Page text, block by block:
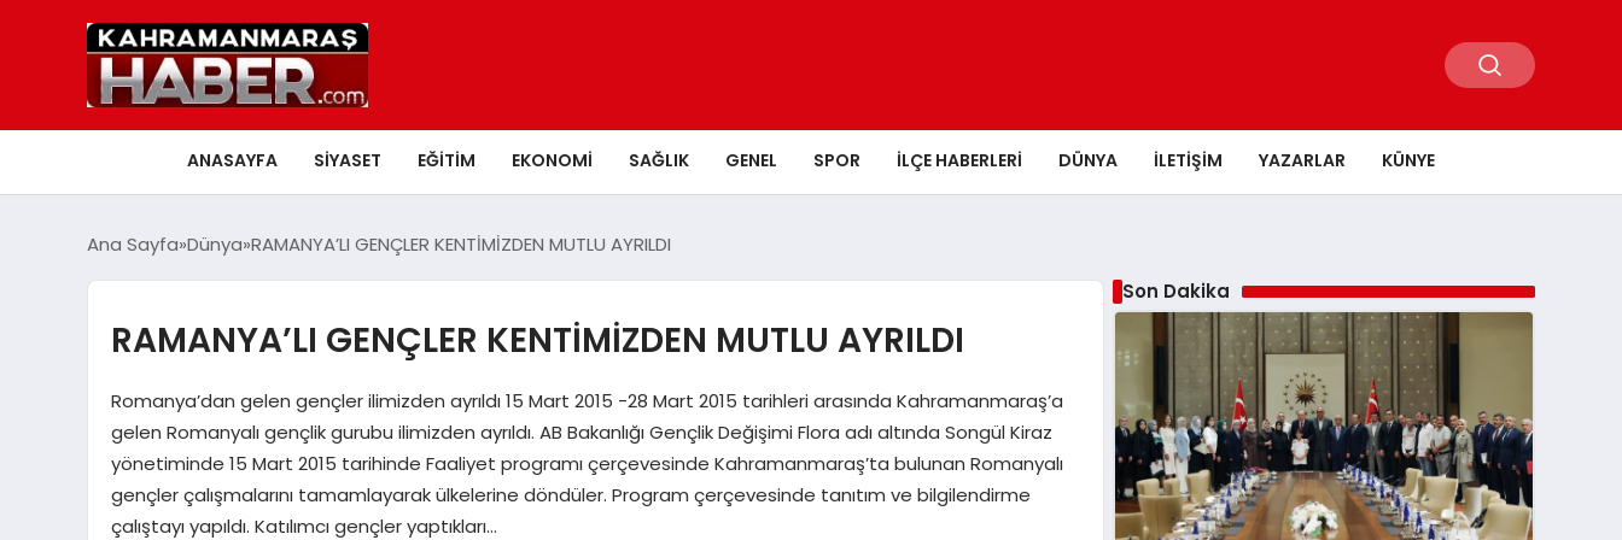
ANASAYFA SIYASET EĞITIM EKONOMI SAĞLIK GENEL SPOR İLÇE HABERLERI DÜNYA İLETIŞIM YAZARLAR KÜNYE
Ana Sayfa Dünya RAMANYA’LI GENÇLER KENTİMİZDEN MUTLU AYRILDI
RAMANYA’LI GENÇLER KENTİMİZDEN MUTLU AYRILDI
Romanya’dan gelen gençler ilimizden ayrıldı 15 Mart 2015 -28 Mart 2015 tarihleri arasında Kahramanmaraş’a
gelen Romanyalı gençlik gurubu ilimizden ayrıldı. AB Bakanlığı Gençlik Değişimi Flora adı altında Songül Kiraz
yönetiminde 15 Mart 2015 tarihinde Faaliyet programı çerçevesinde Kahramanmaraş’ta bulunan Romanyalı
gençler çalışmalarını tamamlayarak ülkelerine döndüler. Program çerçevesinde tanıtım ve bilgilendirme
çalıştayı yapıldı. Katılımcı gençler yaptıkları…
Son Dakika